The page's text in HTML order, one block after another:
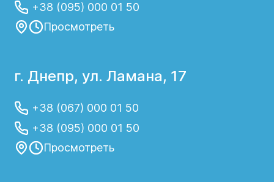
+38 (095) 000 01 50
Просмотреть
г. Днепр, ул. Ламана, 17
+38 (067) 000 01 50
+38 (095) 000 01 50
Просмотреть